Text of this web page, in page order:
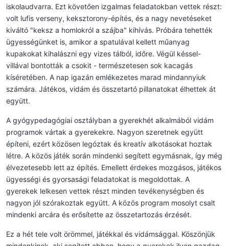
iskolaudvarra. Ezt követően izgalmas feladatokban vettek részt:
volt lufis verseny, keksztorony-építés, és a nagy nevetéseket
kiváltó "keksz a homlokról a szájba" kihívás. Próbára tehették
ügyességünket is, amikor a spatulával kellett műanyag
kupakokat kihalászni egy vizes tálból, időre. Végül késsel-
villával bontották a csokit - természetesen sok kacagás
kíséretében. A nap igazán emlékezetes marad mindannyiuk
számára. Játékos, vidám és összetartó pillanatokat élhettek át
együtt.
A gyógypedagógiai osztályban a gyerekhét alkalmából vidám
programok vártak a gyerekekre. Nagyon szeretnek együtt
építeni, ezért közösen legóztak és kreatív alkotásokat hoztak
létre. A közös játék során mindenki segített egymásnak, így még
élvezetesebb lett az építés. Emellett érdekes mozgásos, játékos
ügyességi és gyorsasági feladatokat is megoldottak. A
gyerekek lelkesen vettek részt minden tevékenységben és
nagyon jól szórakoztak együtt. A közös program mosolyt csalt
mindenki arcára és erősítette az összetartozás érzését.
Ez a hét tele volt örömmel, játékkal és vidámsággal. Köszönjük